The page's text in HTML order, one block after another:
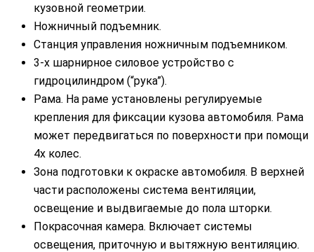
кузовной геометрии.
Ножничный подъемник.
Станция управления ножничным подъемником.
3-х шарнирное силовое устройство с
гидроцилиндром (“рука”).
Рама. На раме установлены регулируемые
крепления для фиксации кузова автомобиля. Рама
может передвигаться по поверхности при помощи
4х колес.
Зона подготовки к окраске автомобиля. В верхней
части расположены система вентиляции,
освещение и выдвигаемые до пола шторки.
Покрасочная камера. Включает системы
освещения, приточную и вытяжную вентиляцию.